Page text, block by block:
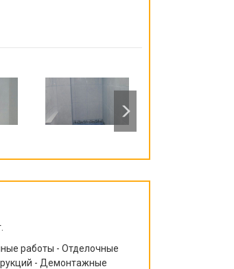
работы - Отделочные
- Демонтажные